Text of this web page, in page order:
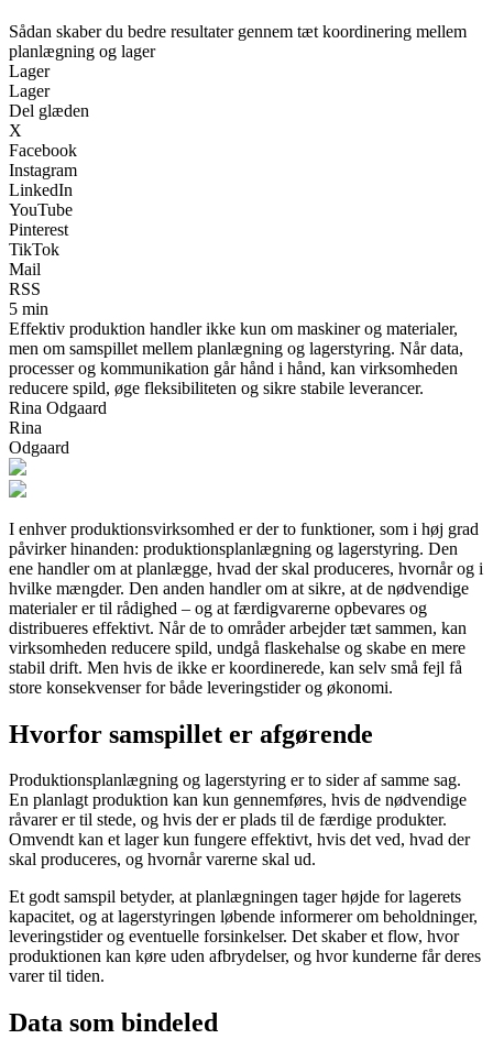
Sådan skaber du bedre resultater gennem tæt koordinering mellem
planlægning og lager
Lager
Lager
Del glæden
X
Facebook
Instagram
LinkedIn
YouTube
Pinterest
TikTok
Mail
RSS
5 min
Effektiv produktion handler ikke kun om maskiner og materialer,
men om samspillet mellem planlægning og lagerstyring. Når data,
processer og kommunikation går hånd i hånd, kan virksomheden
reducere spild, øge fleksibiliteten og sikre stabile leverancer.
Rina Odgaard
Rina
Odgaard
I enhver produktionsvirksomhed er der to funktioner, som i høj grad
påvirker hinanden: produktionsplanlægning og lagerstyring. Den
ene handler om at planlægge, hvad der skal produceres, hvornår og i
hvilke mængder. Den anden handler om at sikre, at de nødvendige
materialer er til rådighed – og at færdigvarerne opbevares og
distribueres effektivt. Når de to områder arbejder tæt sammen, kan
virksomheden reducere spild, undgå flaskehalse og skabe en mere
stabil drift. Men hvis de ikke er koordinerede, kan selv små fejl få
store konsekvenser for både leveringstider og økonomi.
Hvorfor samspillet er afgørende
Produktionsplanlægning og lagerstyring er to sider af samme sag.
En planlagt produktion kan kun gennemføres, hvis de nødvendige
råvarer er til stede, og hvis der er plads til de færdige produkter.
Omvendt kan et lager kun fungere effektivt, hvis det ved, hvad der
skal produceres, og hvornår varerne skal ud.
Et godt samspil betyder, at planlægningen tager højde for lagerets
kapacitet, og at lagerstyringen løbende informerer om beholdninger,
leveringstider og eventuelle forsinkelser. Det skaber et flow, hvor
produktionen kan køre uden afbrydelser, og hvor kunderne får deres
varer til tiden.
Data som bindeled